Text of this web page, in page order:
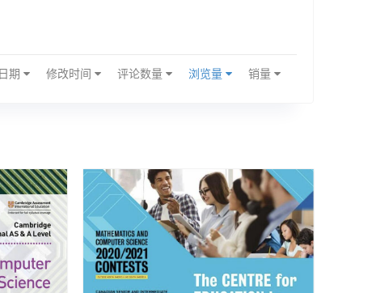
期 修改时间 评论数量 浏览量 销量